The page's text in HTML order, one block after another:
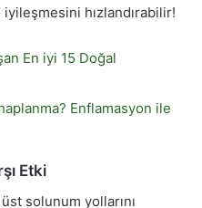
hızlandırabilir!
En iyi 15 Doğal
Enflamasyon ile
Etki
solunum yollarını